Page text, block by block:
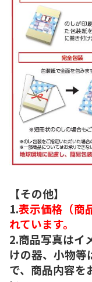
【その他】
1.表示価格（商
れています。
2.商品写真はイ
けの器、小物等
で、商品内容を